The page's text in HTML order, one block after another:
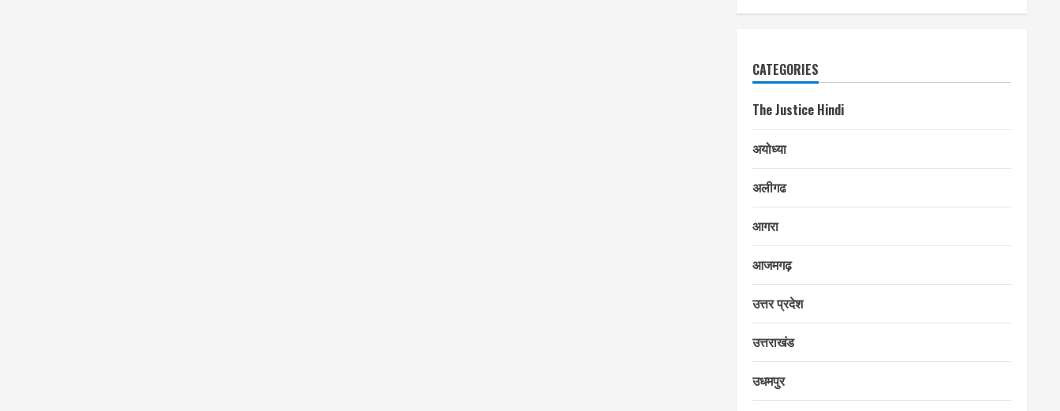
CATEGORIES
The Justice Hindi
अयोध्या
अलीगढ
आगरा
आजमगढ़
उत्तर प्रदेश
उत्तराखंड
उधमपुर